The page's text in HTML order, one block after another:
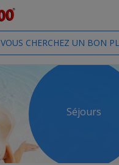
VOUS CHERCHEZ UN BON
Séjours